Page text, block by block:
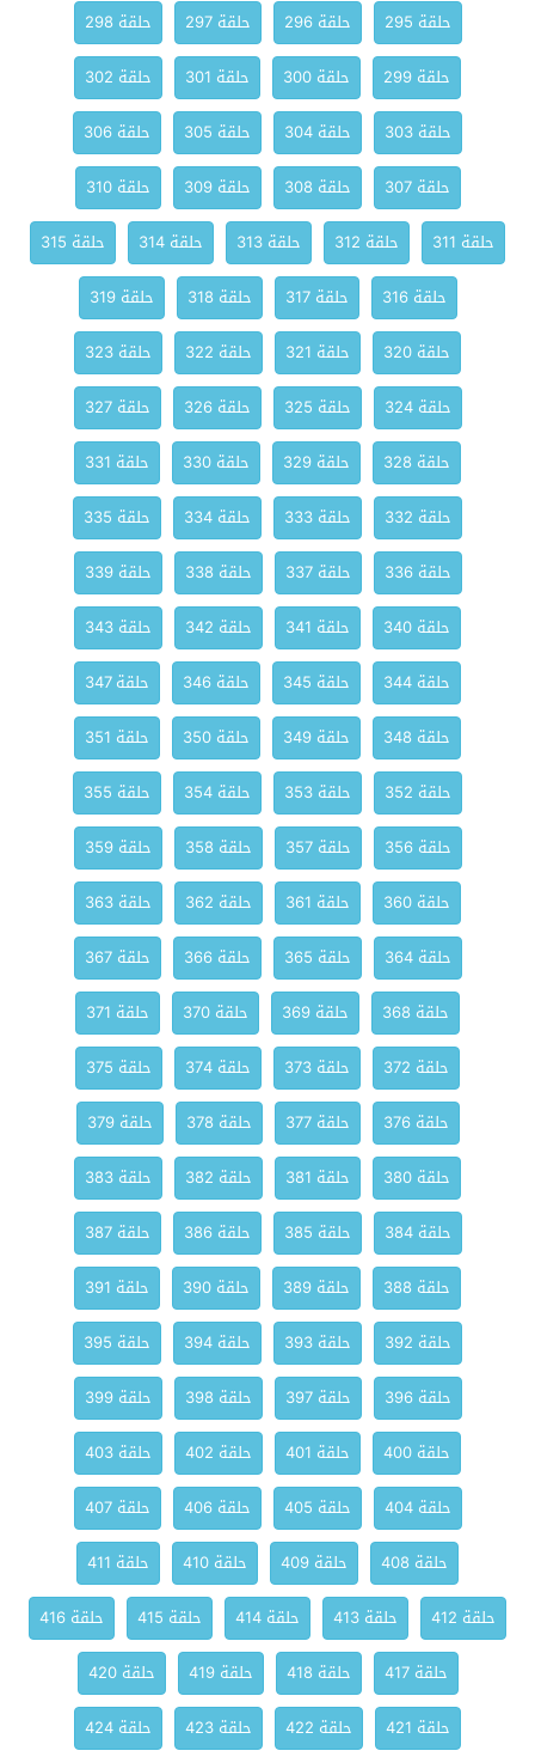
حلقة 295
حلقة 296 حلقة 297
حلقة 298
حلقة 299
حلقة 300 حلقة 301
حلقة 302
حلقة 303
حلقة 304 حلقة 305
حلقة 306
حلقة 307
حلقة 308 حلقة 309
حلقة 310
حلقة 311
حلقة 312 حلقة 313 حلقة 314
حلقة 315
حلقة 316
حلقة 317 حلقة 318
حلقة 319
حلقة 320
حلقة 321 حلقة 322
حلقة 323
حلقة 324
حلقة 325 حلقة 326
حلقة 327
حلقة 328
حلقة 329 حلقة 330
حلقة 331
حلقة 332
حلقة 333 حلقة 334
حلقة 335
حلقة 336
حلقة 337 حلقة 338
حلقة 339
حلقة 340
حلقة 341 حلقة 342
حلقة 343
حلقة 344
حلقة 345 حلقة 346
حلقة 347
حلقة 348
حلقة 349 حلقة 350
حلقة 351
حلقة 352
حلقة 353 حلقة 354
حلقة 355
حلقة 356
حلقة 357 حلقة 358
حلقة 359
حلقة 360
حلقة 361 حلقة 362
حلقة 363
حلقة 364
حلقة 365 حلقة 366
حلقة 367
حلقة 368
حلقة 369 حلقة 370
حلقة 371
حلقة 372
حلقة 373 حلقة 374
حلقة 375
حلقة 376
حلقة 377 حلقة 378
حلقة 379
حلقة 380
حلقة 381 حلقة 382
حلقة 383
حلقة 384
حلقة 385 حلقة 386
حلقة 387
حلقة 388
حلقة 389 حلقة 390
حلقة 391
حلقة 392
حلقة 393 حلقة 394
حلقة 395
حلقة 396
حلقة 397 حلقة 398
حلقة 399
حلقة 400
حلقة 401 حلقة 402
حلقة 403
حلقة 404
حلقة 405 حلقة 406
حلقة 407
حلقة 408
حلقة 409 حلقة 410
حلقة 411
حلقة 412
حلقة 413 حلقة 414 حلقة 415
حلقة 416
حلقة 417
حلقة 418 حلقة 419
حلقة 420
حلقة 421
حلقة 422 حلقة 423 حلقة 424